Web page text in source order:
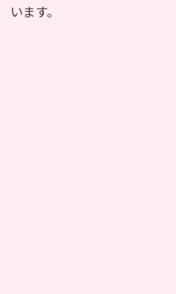
います。